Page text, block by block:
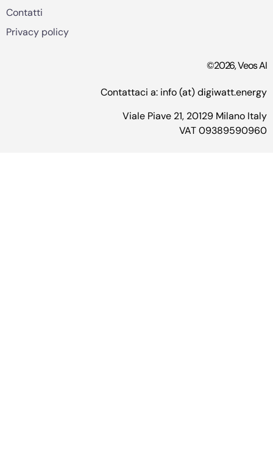
Contatti
Privacy policy
©2026, Veos AI
Contattaci a: info (at) digiwatt.energy
Viale Piave 21, 20129 Milano Italy
VAT 09389590960